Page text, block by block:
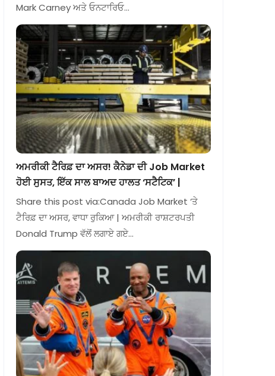
Mark Carney ਅਤੇ ਓਨਟਾਰਿਓ…
ਅਮਰੀਕੀ ਟੈਰਿਫ਼ ਦਾ ਅਸਰ! ਕੈਨੇਡਾ ਦੀ Job Market
ਹੋਈ ਸੁਸਤ, ਇੱਕ ਸਾਲ ਬਾਅਦ ਹਾਲਤ ‘ਸਟੈਟਿਕ’ |
Share this post via:Canada Job Market ‘ਤੇ
ਟੈਰਿਫ਼ ਦਾ ਅਸਰ, ਵਾਧਾ ਰੁਕਿਆ | ਅਮਰੀਕੀ ਰਾਸ਼ਟਰਪਤੀ
Donald Trump ਵੱਲੋਂ ਲਗਾਏ ਗਏ…